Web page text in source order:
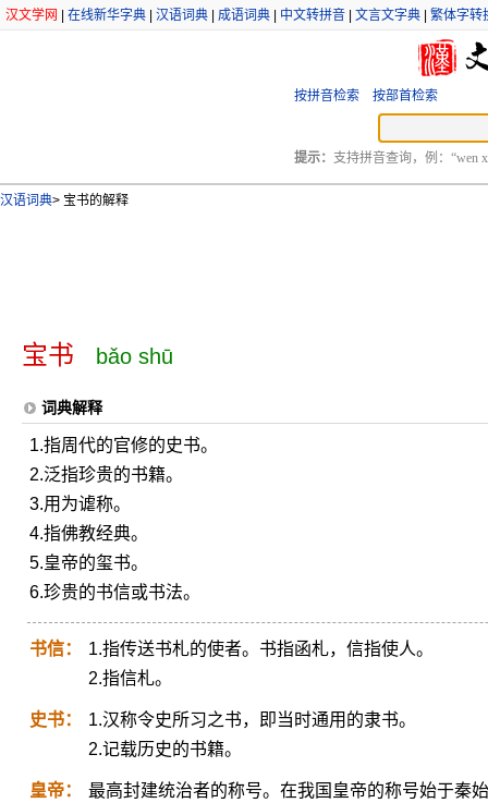
汉文学网 在线新华字典 汉语词典 成语词典 中文转拼音 文言文字典 繁体字转
按拼音检索 按部首检索
提示： 支持拼音查询，例：“wen
汉语词典> 宝书的解释
宝书 bǎo shū
词典解释
1.指周代的官修的史书。
2.泛指珍贵的书籍。
3.用为谑称。
4.指佛教经典。
5.皇帝的玺书。
6.珍贵的书信或书法。
书信：
1.指传送书札的使者。书指函札，信指使人。
2.指信札。
史书：
1.汉称令史所习之书，即当时通用的隶书。
2.记载历史的书籍。
皇帝： 最高封建统治者的称号。在我国皇帝的称号始于秦